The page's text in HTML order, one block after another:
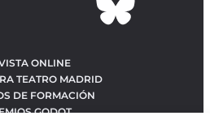
ONLINE
TEATRO MADRID
DE FORMACIÓN
GODOT